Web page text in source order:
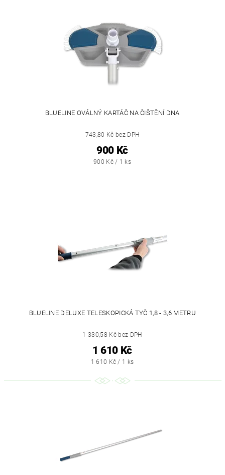
BLUELINE OVÁLNÝ KARTÁČ NA ČIŠTĚNÍ DNA
743,80 Kč bez DPH
900 Kč
900 Kč / 1 ks
BLUELINE DELUXE TELESKOPICKÁ TYČ 1,8 - 3,6 METRU
1 330,58 Kč bez DPH
1 610 Kč
1 610 Kč / 1 ks